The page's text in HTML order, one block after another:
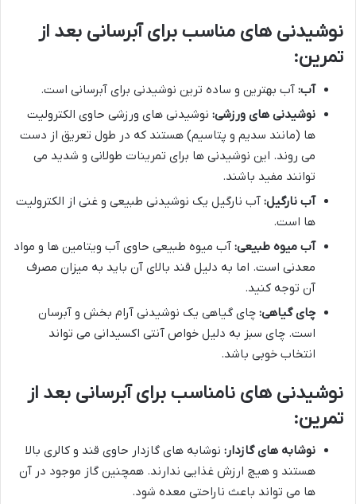
نوشیدنی های مناسب برای آبرسانی بعد از
تمرین:
آب: آب بهترین و ساده ترین نوشیدنی برای آبرسانی است.
نوشیدنی های ورزشی: نوشیدنی های ورزشی حاوی الکترولیت
ها (مانند سدیم و پتاسیم) هستند که در طول تعریق از دست
می روند. این نوشیدنی ها برای تمرینات طولانی و شدید می
توانند مفید باشند.
آب نارگیل: آب نارگیل یک نوشیدنی طبیعی و غنی از الکترولیت
ها است.
آب میوه طبیعی: آب میوه طبیعی حاوی آب ویتامین ها و مواد
معدنی است. اما به دلیل قند بالای آن باید به میزان مصرف
آن توجه کنید.
چای گیاهی: چای گیاهی یک نوشیدنی آرام بخش و آبرسان
است. چای سبز به دلیل خواص آنتی اکسیدانی می تواند
انتخاب خوبی باشد.
نوشیدنی های نامناسب برای آبرسانی بعد از
تمرین:
نوشابه های گازدار: نوشابه های گازدار حاوی قند و کالری بالا
هستند و هیچ ارزش غذایی ندارند. همچنین گاز موجود در آن
ها می تواند باعث ناراحتی معده شود.